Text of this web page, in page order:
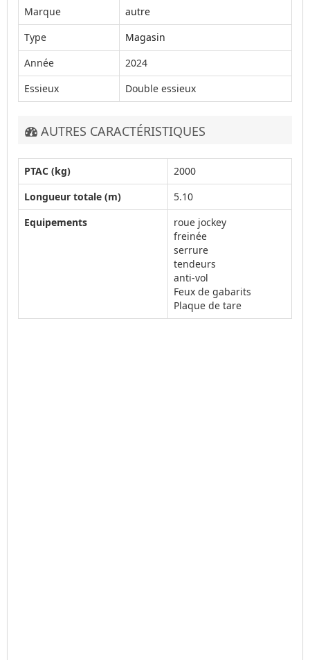
Marque
autre
Type
Magasin
Année
2024
Essieux
Double essieux
AUTRES CARACTÉRISTIQUES
PTAC (kg)
2000
Longueur totale (m)
5.10
Equipements
roue jockey
freinée
serrure
tendeurs
anti-vol
Feux de gabarits
Plaque de tare